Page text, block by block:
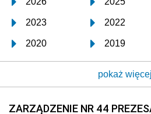
2023 2022
2020 2019
2017 2016
2014 2013
2011 2010
pokaż więcej
ZARZĄDZENIE NR 44